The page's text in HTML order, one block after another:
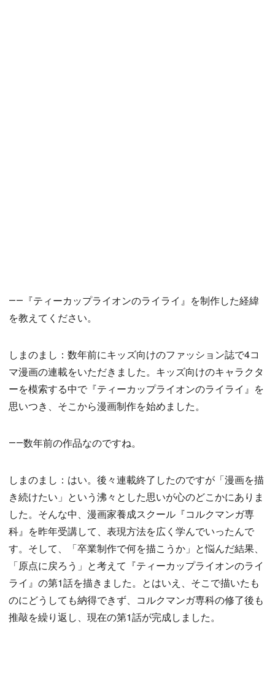
――『ティーカップライオンのライライ』を制作した経緯
を教えてください。
しまのまし：数年前にキッズ向けのファッション誌で4コ
マ漫画の連載をいただきました。キッズ向けのキャラクタ
ーを模索する中で『ティーカップライオンのライライ』を
思いつき、そこから漫画制作を始めました。
――数年前の作品なのですね。
しまのまし：はい。後々連載終了したのですが「漫画を描
き続けたい」という沸々とした思いが心のどこかにありま
した。そんな中、漫画家養成スクール『コルクマンガ専
科』を昨年受講して、表現方法を広く学んでいったんで
す。そして、「卒業制作で何を描こうか」と悩んだ結果、
「原点に戻ろう」と考えて『ティーカップライオンのライ
ライ』の第1話を描きました。とはいえ、そこで描いたも
のにどうしても納得できず、コルクマンガ専科の修了後も
推敲を繰り返し、現在の第1話が完成しました。